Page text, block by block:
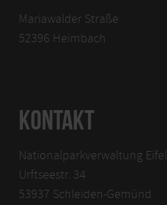
Mariawalder Straße
52396 Heimbach
KONTAKT
Nationalparkverwaltung Eifel
Urftseestr. 34
53937 Schleiden-Gemünd